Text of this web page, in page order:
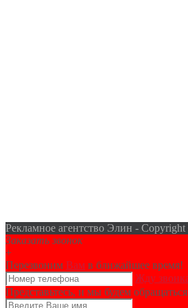
Рекламное агентство Элин -
Заказать звонок
+
Перезвоним Вам в ближайшее время!
Жду
Представьтесь, и мы будем